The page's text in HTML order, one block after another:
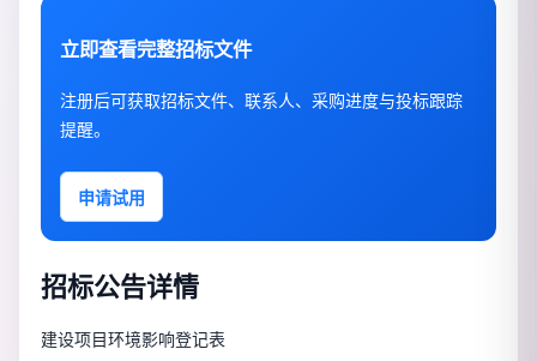
立即查看完整招标文件
注册后可获取招标文件、联系人、采购进度与投标跟踪
提醒。
申请试用
招标公告详情
建设项目环境影响登记表